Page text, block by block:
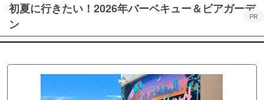
初夏に行きたい！2026年バーベキュー＆ビアガーデ
ン
PR